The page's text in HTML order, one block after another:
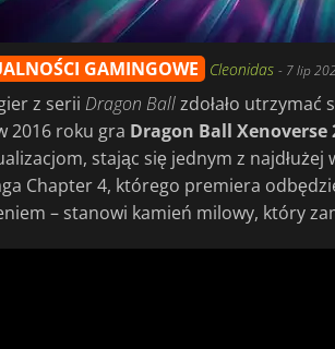
GAMINGOWE Cleonidas - 7 lip
z serii Dragon Ballzdołało
2016 roku gra Dragon Ball Xenoverse
stając się jednym z
Chapter 4, którego premiera
– stanowi kamień milowy, który